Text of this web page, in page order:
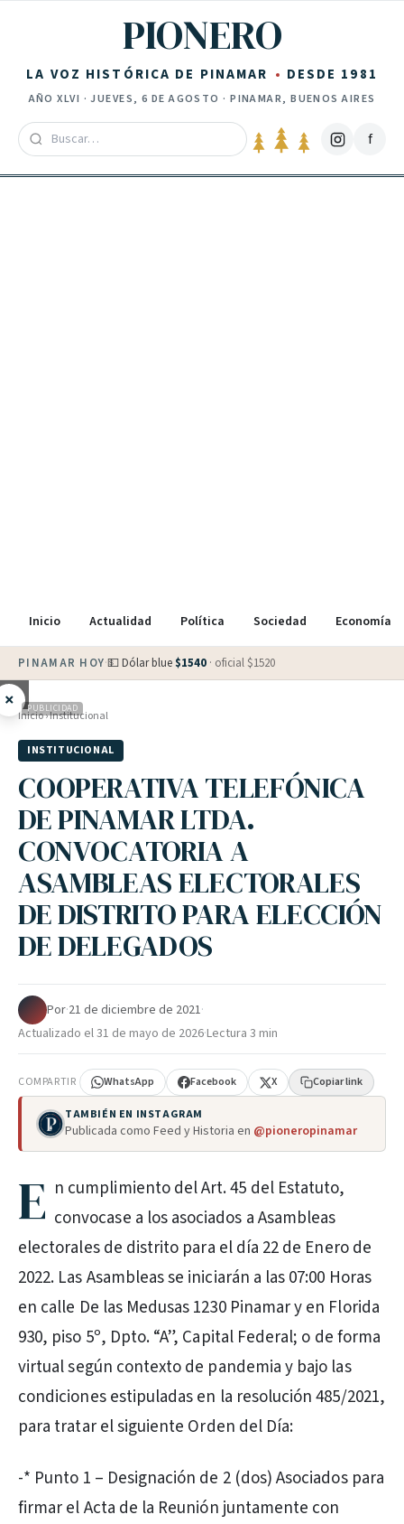
PIONERO
LA VOZ HISTÓRICA DE PINAMAR DESDE 1981
AÑOXLVI ·JUEVES, 6 DE AGOSTO · PINAMAR, BUENOS AIRES
f
Inicio Actualidad Política Sociedad Economía
PINAMAR HOY·💵 Dólar blue $1540 · oficial $1520
× PUBLICIDAD
Inicio›Institucional
INSTITUCIONAL
COOPERATIVA TELEFÓNICA
DE PINAMAR LTDA.
CONVOCATORIA A
ASAMBLEAS ELECTORALES
DE DISTRITO PARA ELECCIÓN
DE DELEGADOS
Por·21 de diciembre de 2021·
Actualizado el31 de mayo de 2026·Lectura 3 min
COMPARTIR WhatsApp Facebook X Copiar link
TAMBIÉN EN INSTAGRAM
Publicada como Feed y Historia en @pioneropinamar
E n cumplimiento del Art. 45 del Estatuto,
convocase a los asociados a Asambleas
electorales de distrito para el día 22 de Enero de
2022. Las Asambleas se iniciarán a las 07:00 Horas
en calle De las Medusas 1230 Pinamar y en Florida
930, piso 5º, Dpto. “A”, Capital Federal; o de forma
virtual según contexto de pandemia y bajo las
condiciones estipuladas en la resolución 485/2021,
para tratar el siguiente Orden del Día:
-* Punto 1 – Designación de 2 (dos) Asociados para
firmar el Acta de la Reunión juntamente con